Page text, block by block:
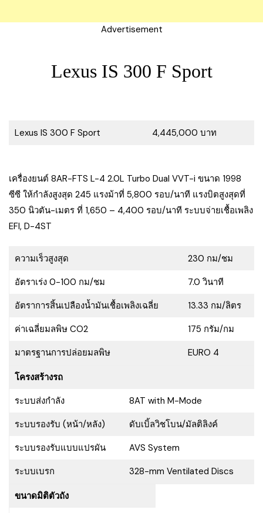
Advertisement
Lexus IS 300 F Sport
Lexus IS 300 F Sport 4,445,000 บาท
เครื่องยนต์ 8AR-FTS L-4 2.0L Turbo Dual VVT-i ขนาด 1998
ซีซี ให้กำลังสูงสุด 245 แรงม้าที่ 5,800 รอบ/นาที แรงบิตสูงสุดที่
350 นิวตัน-เมตร ที่ 1,650 – 4,400 รอบ/นาที ระบบจ่ายเชื้อเพลิง
EFI, D-4ST
ความเร็วสูงสุด
230 กม/ชม
อัตราเร่ง 0-100 กม/ชม
7.0 วินาที
อัตราการสิ้นเปลืองน้ำมันเชื้อเพลิงเฉลี่ย
13.33 กม/ลิตร
ค่าเฉลี่ยมลพิษ CO2
175 กรัม/กม
มาตรฐานการปล่อยมลพิษ
EURO 4
โครงสร้างรถ
ระบบส่งกำลัง
8AT with M-Mode
ระบบรองรับ (หน้า/หลัง)
ดับเบิ้ลวิชโบน/มัลติลิงค์
ระบบรองรับแบบแปรผัน
AVS System
ระบบเบรก
328-mm Ventilated Discs
ขนาดมิติตัวถัง